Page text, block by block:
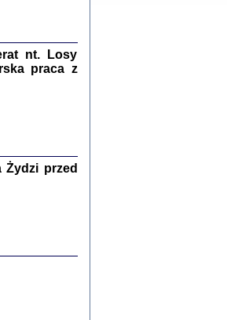
...
1944
nt. Losy
praca z
Żydzi przed